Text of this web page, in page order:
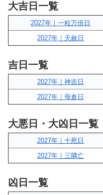
大吉日一覧
2027年｜一粒万倍日
2027年｜天赦日
吉日一覧
2027年｜神吉日
2027年｜母倉日
大悪日・大凶日一覧
2027年｜十死日
2027年｜三隣亡
凶日一覧